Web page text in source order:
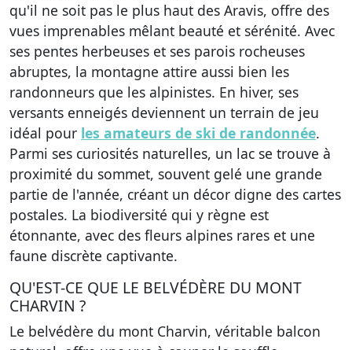
qu'il ne soit pas le plus haut des Aravis, offre des
vues imprenables mêlant beauté et sérénité. Avec
ses pentes herbeuses et ses parois rocheuses
abruptes, la montagne attire aussi bien les
randonneurs que les alpinistes. En hiver, ses
versants enneigés deviennent un terrain de jeu
idéal pour les amateurs de ski de randonnée.
Parmi ses curiosités naturelles, un lac se trouve à
proximité du sommet, souvent gelé une grande
partie de l'année, créant un décor digne des cartes
postales. La biodiversité qui y règne est
étonnante, avec des fleurs alpines rares et une
faune discrète captivante.
QU'EST-CE QUE LE BELVÉDÈRE DU MONT
CHARVIN ?
Le belvédère du mont Charvin, véritable balcon